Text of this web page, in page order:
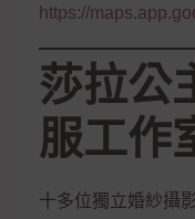
https://
莎拉公
服工作
十多位獨立婚紗攝